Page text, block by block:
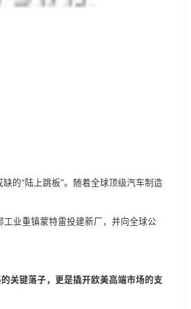
的“陆上跳板”。随着全球顶级汽车制造
业重镇蒙特雷投建新厂，并向全球公
关键落子，更是撬开欧美高端市场的支